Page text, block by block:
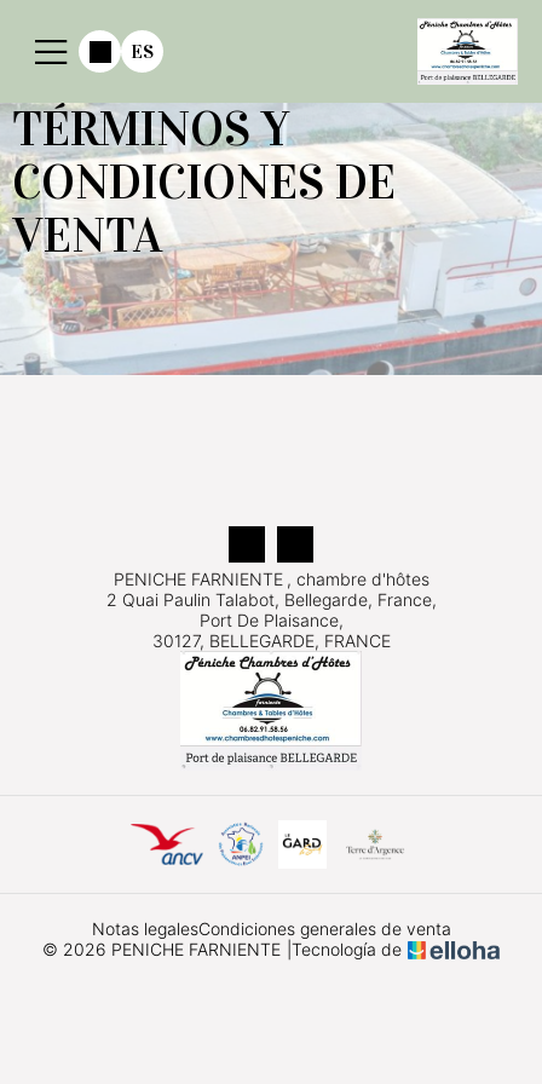
ES
TÉRMINOS Y
CONDICIONES DE
VENTA
PENICHE FARNIENTE , chambre d'hôtes
2 Quai Paulin Talabot, Bellegarde, France,
Port De Plaisance,
30127, BELLEGARDE, FRANCE
Notas legalesCondiciones generales de venta
© 2026 PENICHE FARNIENTE Tecnología de